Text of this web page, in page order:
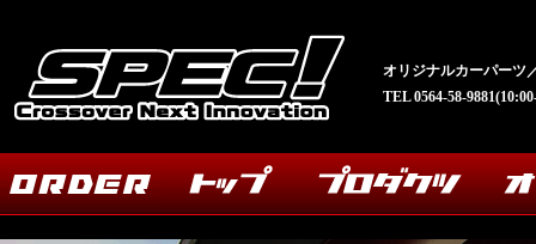
オリジナルカーパーツ
TEL 0564-58-